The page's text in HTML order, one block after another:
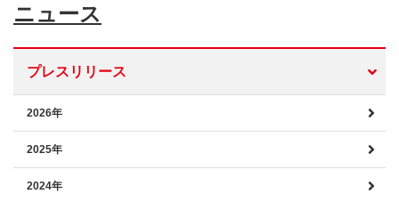
ニュース
プレスリリース
2026年
2025年
2024年